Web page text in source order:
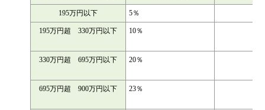
195万円以下 5％
195万円超 330万円以下 10％
330万円超 695万円以下 20％
695万円超 900万円以下 23％